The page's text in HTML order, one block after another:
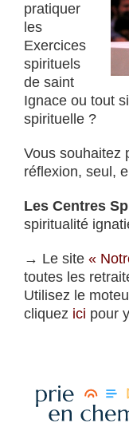
pratiquer
les
Exercices
spirituels
de saint
Ignace ou tout
spirituelle ?
Vous souhaitez
réflexion, seul,
Les Centres
spiritualité
→ Le site «
toutes les
Utilisez le
cliquez ici pour